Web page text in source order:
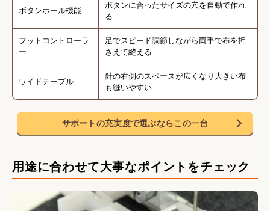
ボタンホール機能
ボタンに合ったサイズの穴を自動で作れ
る
フットコントローラ
ー
足でスピード調節しながら両手で布を押
さえて縫える
ワイドテーブル
針の右側のスペースが広くなり大きい布
も縫いやすい
サポートの充実度で選ぶならこの一台
用途に合わせて大事なポイントをチェック